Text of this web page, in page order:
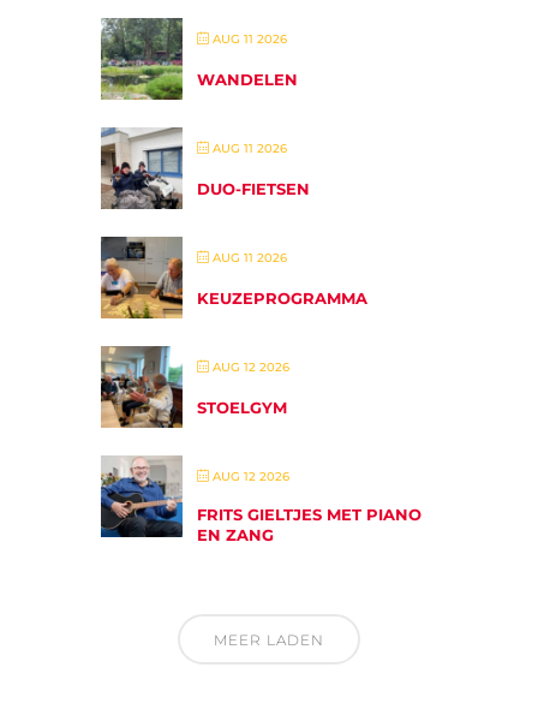
AUG 11 2026
WANDELEN
AUG 11 2026
DUO-FIETSEN
AUG 11 2026
KEUZEPROGRAMMA
AUG 12 2026
STOELGYM
AUG 12 2026
FRITS GIELTJES MET PIANO
EN ZANG
MEER LADEN